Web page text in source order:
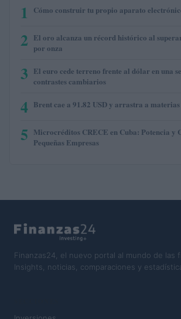
1 Cómo construir tu propio aparato
2 El oro alcanza un récord histórico al
por onza
3 El euro cede terreno frente al dólar en una
contrastes cambiarios
4 Brent cae a 91.82 USD y arrastra a
5 Microcréditos CRECE en Cuba: Potencia y
Pequeñas Empresas
Finanzas24, el nuevo portal al mundo de las
Insights, noticias, comparaciones y